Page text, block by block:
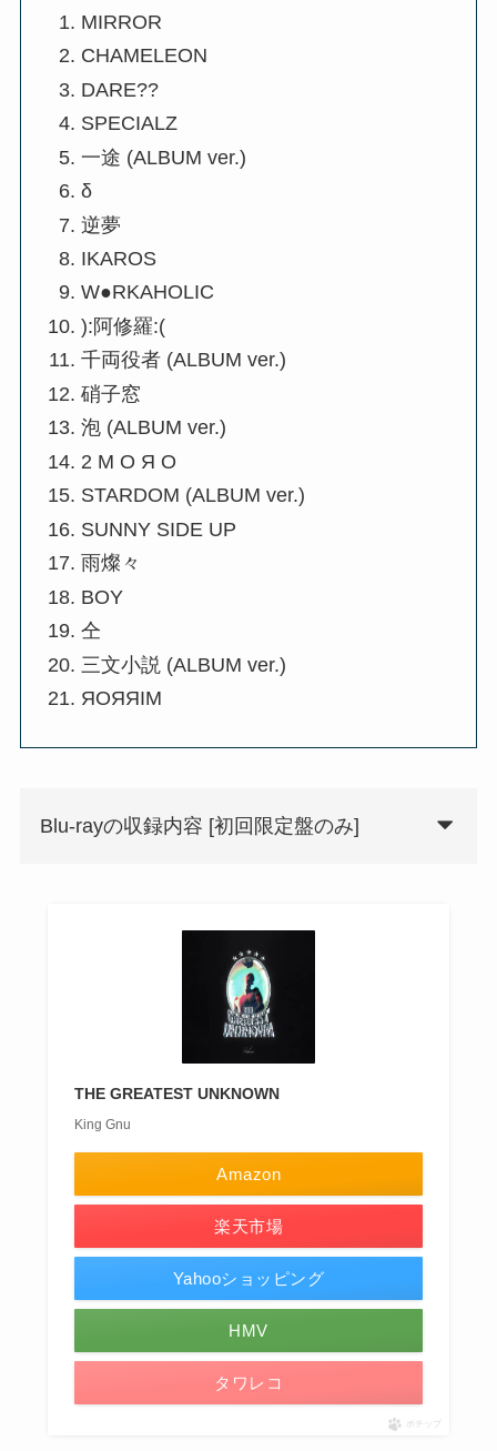
MIRROR
CHAMELEON
DARE??
SPECIALZ
一途 (ALBUM ver.)
δ
逆夢
IKAROS
W●RKAHOLIC
):阿修羅:(
千両役者 (ALBUM ver.)
硝子窓
泡 (ALBUM ver.)
2 Μ Ο Я Ο
STARDOM (ALBUM ver.)
SUNNY SIDE UP
雨燦々
BOY
仝
三文小説 (ALBUM ver.)
ЯOЯЯIM
Blu-rayの収録内容 [初回限定盤のみ]
THE GREATEST UNKNOWN
King Gnu
Amazon
楽天市場
Yahooショッピング
HMV
タワレコ
ポチップ